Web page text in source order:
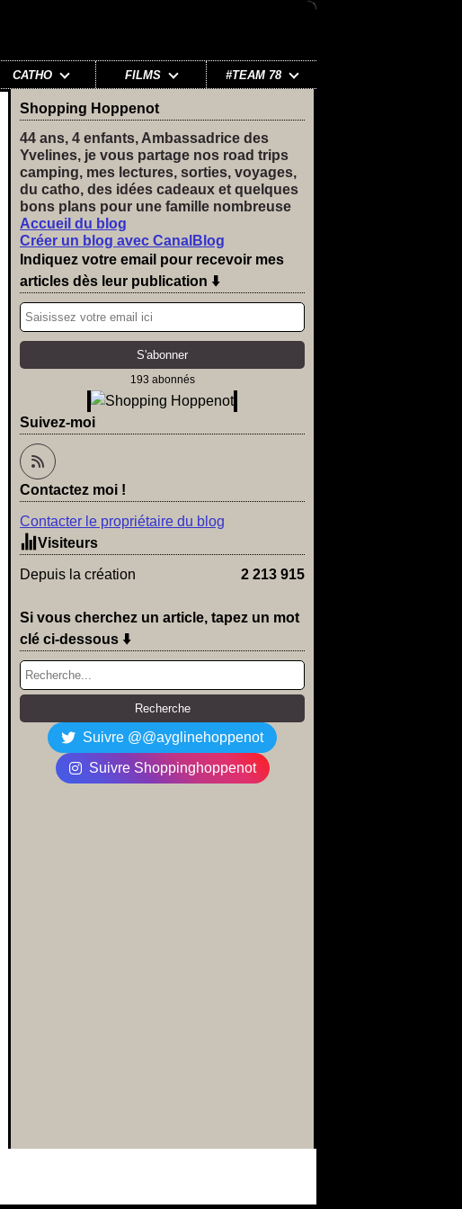
CATHO FILMS #TEAM 78
Shopping Hoppenot
44 ans, 4 enfants, Ambassadrice des
Yvelines, je vous partage nos road trips
camping, mes lectures, sorties, voyages,
du catho, des idées cadeaux et quelques
bons plans pour une famille nombreuse
Accueil du blog
Créer un blog avec CanalBlog
Indiquez votre email pour recevoir mes
articles dès leur publication ⬇️
193 abonnés
Suivez-moi
Contactez moi !
Contacter le propriétaire du blog
Visiteurs
Depuis la création 2 213 915
Si vous cherchez un article, tapez un mot
clé ci-dessous ⬇️
Suivre @@ayglinehoppenot
Suivre Shoppinghoppenot